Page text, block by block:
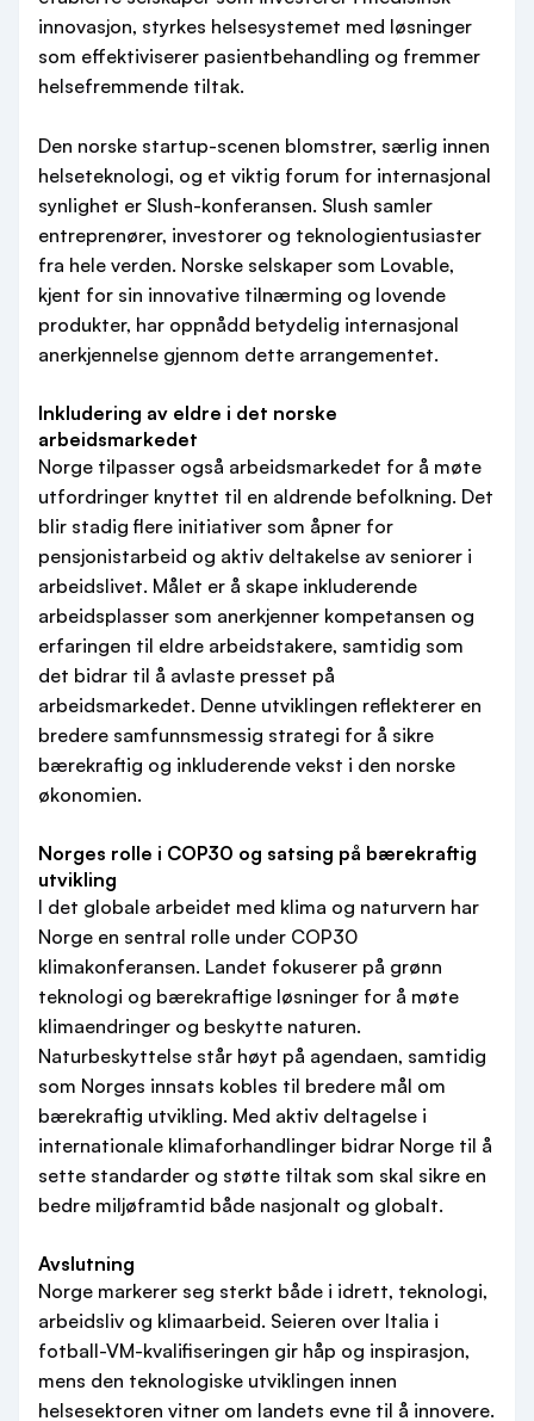
innovasjon, styrkes helsesystemet med løsninger
som effektiviserer pasientbehandling og fremmer
helsefremmende tiltak.
Den norske startup-scenen blomstrer, særlig innen
helseteknologi, og et viktig forum for internasjonal
synlighet er Slush-konferansen. Slush samler
entreprenører, investorer og teknologientusiaster
fra hele verden. Norske selskaper som Lovable,
kjent for sin innovative tilnærming og lovende
produkter, har oppnådd betydelig internasjonal
anerkjennelse gjennom dette arrangementet.
Inkludering av eldre i det norske
arbeidsmarkedet
Norge tilpasser også arbeidsmarkedet for å møte
utfordringer knyttet til en aldrende befolkning. Det
blir stadig flere initiativer som åpner for
pensjonistarbeid og aktiv deltakelse av seniorer i
arbeidslivet. Målet er å skape inkluderende
arbeidsplasser som anerkjenner kompetansen og
erfaringen til eldre arbeidstakere, samtidig som
det bidrar til å avlaste presset på
arbeidsmarkedet. Denne utviklingen reflekterer en
bredere samfunnsmessig strategi for å sikre
bærekraftig og inkluderende vekst i den norske
økonomien.
Norges rolle i COP30 og satsing på bærekraftig
utvikling
I det globale arbeidet med klima og naturvern har
Norge en sentral rolle under COP30
klimakonferansen. Landet fokuserer på grønn
teknologi og bærekraftige løsninger for å møte
klimaendringer og beskytte naturen.
Naturbeskyttelse står høyt på agendaen, samtidig
som Norges innsats kobles til bredere mål om
bærekraftig utvikling. Med aktiv deltagelse i
internationale klimaforhandlinger bidrar Norge til å
sette standarder og støtte tiltak som skal sikre en
bedre miljøframtid både nasjonalt og globalt.
Avslutning
Norge markerer seg sterkt både i idrett, teknologi,
arbeidsliv og klimaarbeid. Seieren over Italia i
fotball-VM-kvalifiseringen gir håp og inspirasjon,
mens den teknologiske utviklingen innen
helsesektoren vitner om landets evne til å innovere.